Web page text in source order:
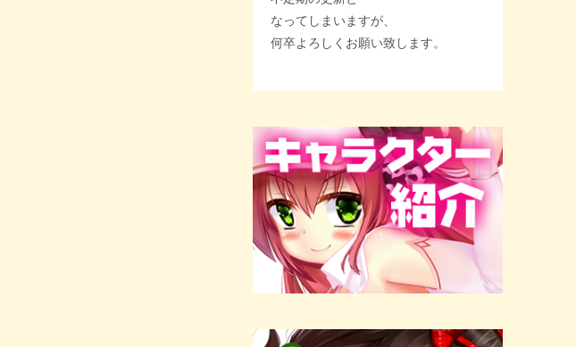
なってしまいますが、
何卒よろしくお願い致します。